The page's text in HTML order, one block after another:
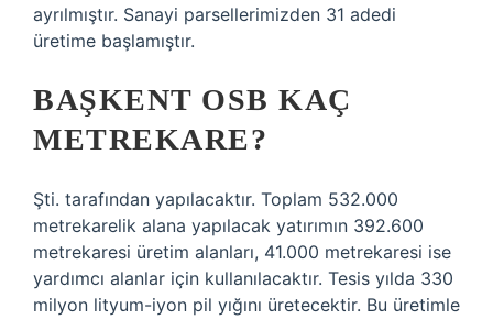
ayrılmıştır. Sanayi parsellerimizden 31 adedi
üretime başlamıştır.
BAŞKENT OSB KAÇ
METREKARE?
Şti. tarafından yapılacaktır. Toplam 532.000
metrekarelik alana yapılacak yatırımın 392.600
metrekaresi üretim alanları, 41.000 metrekaresi ise
yardımcı alanlar için kullanılacaktır. Tesis yılda 330
milyon lityum-iyon pil yığını üretecektir. Bu üretimle